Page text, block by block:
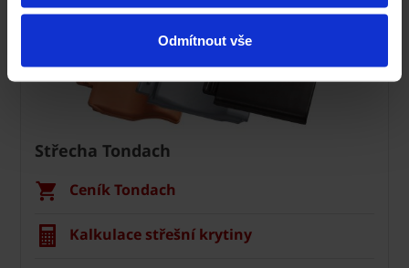
Odmítnout vše
Střecha Tondach
Ceník Tondach
Kalkulace střešní krytiny